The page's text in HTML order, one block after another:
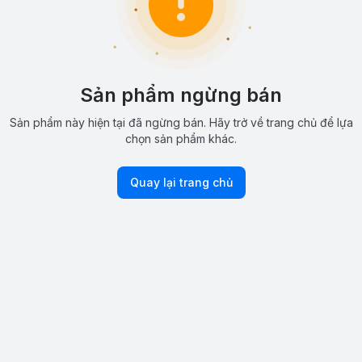
Sản phẩm ngừng bán
Sản phẩm này hiện tại đã ngừng bán. Hãy trở về trang chủ để lựa
chọn sản phẩm khác.
Quay lại trang chủ